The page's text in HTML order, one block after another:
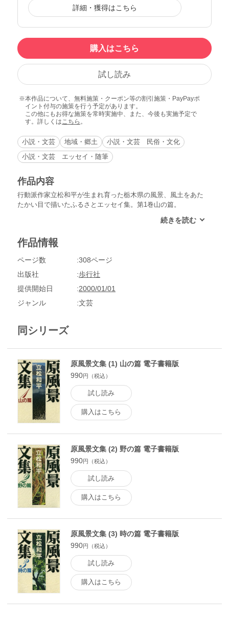
詳細・獲得はこちら
購入はこちら
試し読み
本作品について、無料施策・クーポン等の割引施策・PayPayポ
イント付与の施策を行う予定があります。
この他にもお得な施策を常時実施中、また、今後も実施予定で
す。詳しくはこちら 。
小説・文芸 地域・郷土
小説・文芸 民俗・文化
小説・文芸 エッセイ・随筆
作品内容
行動派作家立松和平が生まれ育った栃木県の風景、風土をあた
たかい目で描いたふるさとエッセイ集。第1巻山の篇。
作品情報
ページ数
308ページ
出版社
歩行社
提供開始日
2000/01/01
ジャンル
文芸
同シリーズ
原風景文集 (1) 山の篇 電子書籍版
990円（税込）
試し読み
購入はこちら
原風景文集 (2) 野の篇 電子書籍版
990円（税込）
試し読み
購入はこちら
原風景文集 (3) 時の篇 電子書籍版
990円（税込）
試し読み
購入はこちら